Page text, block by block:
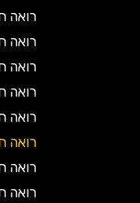
רואה
רואה
רואה
רואה
רואה
רואה
רואה
רואה